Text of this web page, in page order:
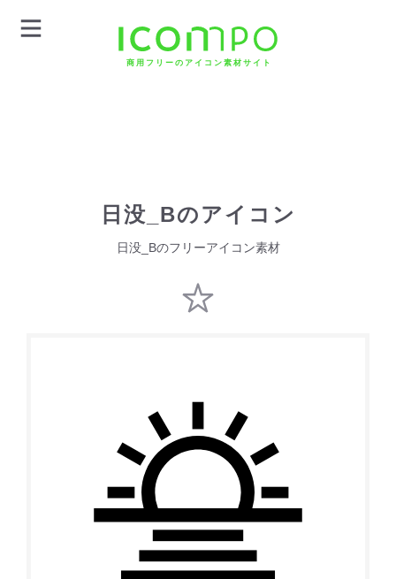
商用フリーのアイコン素材サイト
日没_Bのアイコン
日没_Bのフリーアイコン素材